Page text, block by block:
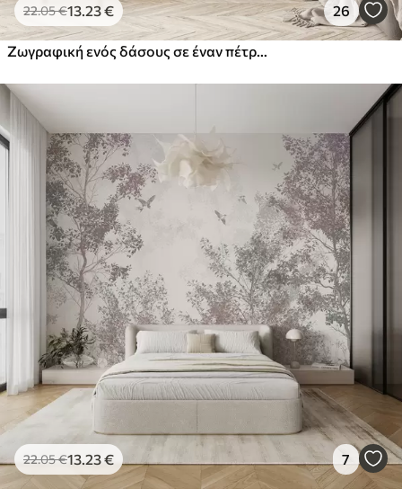
22.05€13.23€ 26
Ζωγραφική ενός δάσους σε έναν πέτρινο τοίχο
22.05€13.23€ 7